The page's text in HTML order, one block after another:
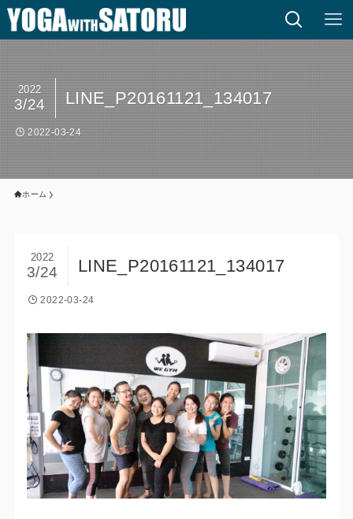
LINE_P20161121_134017
2022
3/24
2022-03-24
ホーム
LINE_P20161121_134017
2022
3/24
2022-03-24